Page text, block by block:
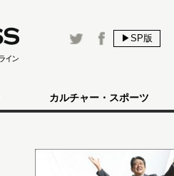
▶SP版
カルチャー・スポーツ